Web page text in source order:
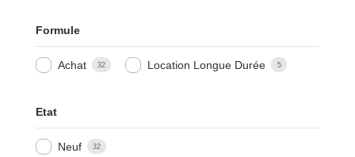
Formule
Achat 32 Location Longue Durée 5
Etat
Neuf 32